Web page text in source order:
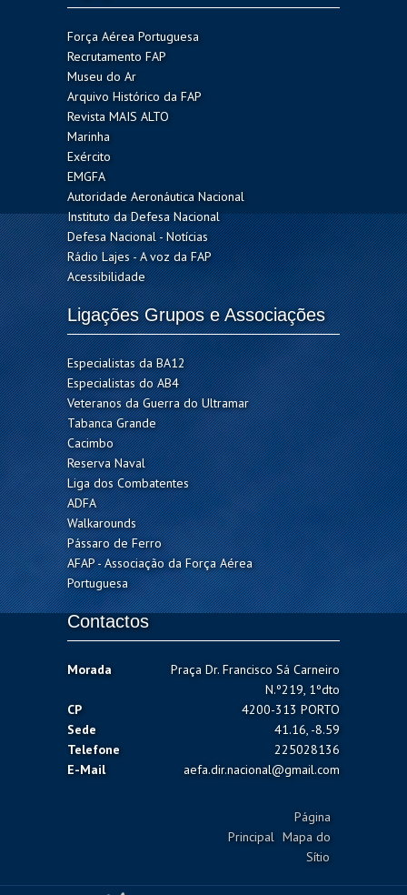
Força Aérea Portuguesa
Recrutamento FAP
Museu do Ar
Arquivo Histórico da FAP
Revista MAIS ALTO
Marinha
Exército
EMGFA
Autoridade Aeronáutica Nacional
Instituto da Defesa Nacional
Defesa Nacional - Notícias
Rádio Lajes - A voz da FAP
Acessibilidade
Ligações Grupos e Associações
Especialistas da BA12
Especialistas do AB4
Veteranos da Guerra do Ultramar
Tabanca Grande
Cacimbo
Reserva Naval
Liga dos Combatentes
ADFA
Walkarounds
Pássaro de Ferro
AFAP - Associação da Força Aérea
Portuguesa
Contactos
Morada
Praça Dr. Francisco Sá Carneiro
N.º219, 1ºdto
CP
4200-313 PORTO
Sede
41.16, -8.59
Telefone
225028136
E-Mail
aefa.dir.nacional@gmail.com
Página
Principal Mapa do
Sítio